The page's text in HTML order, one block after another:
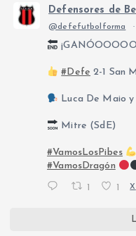
Defensores de
@defefutbolforma ·
#Defe 2-1 San
Luca De Maio
Mitre (SdE)
#VamosLosPibes
#VamosDragón
1 1 X